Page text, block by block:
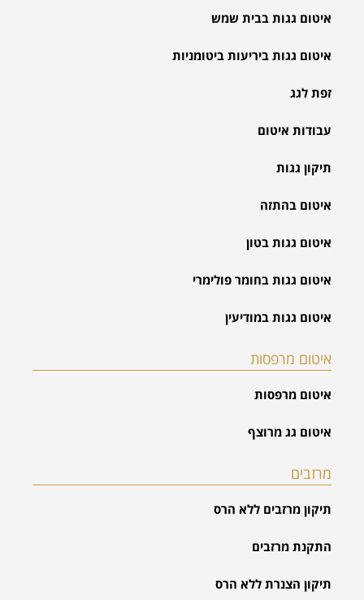
איטום גגות בבית שמש
איטום גגות ביריעות ביטומניות
זפת לגג
עבודות איטום
תיקון גגות
איטום בהתזה
איטום גגות בטון
איטום גגות בחומר פולימרי
איטום גגות במודיעין
איטום מרפסות
איטום מרפסות
איטום גג מרוצף
מרזבים
תיקון מרזבים ללא הרס
התקנת מרזבים
תיקון הצנרת ללא הרס